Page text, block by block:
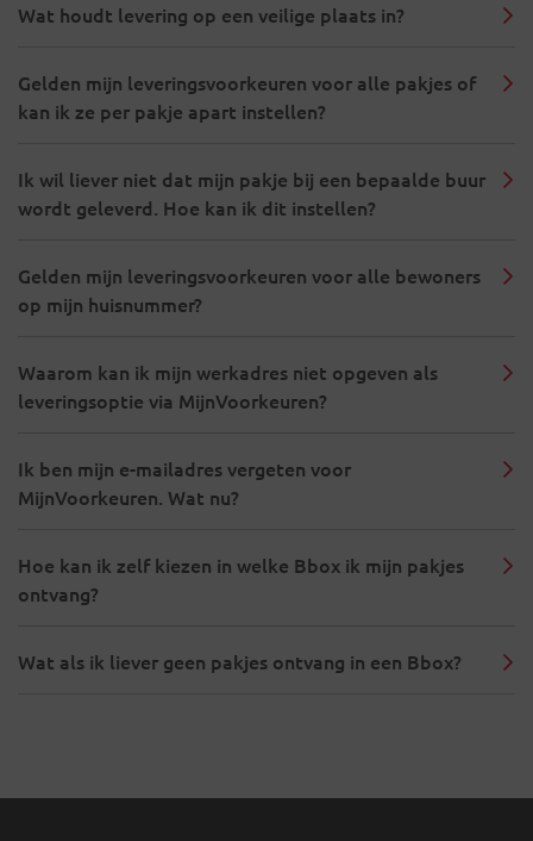
Wat houdt levering op een veilige plaats in?
Gelden mijn leveringsvoorkeuren voor alle pakjes of
kan ik ze per pakje apart instellen?
Ik wil liever niet dat mijn pakje bij een bepaalde buur
wordt geleverd. Hoe kan ik dit instellen?
Gelden mijn leveringsvoorkeuren voor alle bewoners
op mijn huisnummer?
Waarom kan ik mijn werkadres niet opgeven als
leveringsoptie via MijnVoorkeuren?
Ik ben mijn e-mailadres vergeten voor
MijnVoorkeuren. Wat nu?
Hoe kan ik zelf kiezen in welke Bbox ik mijn pakjes
ontvang?
Wat als ik liever geen pakjes ontvang in een Bbox?